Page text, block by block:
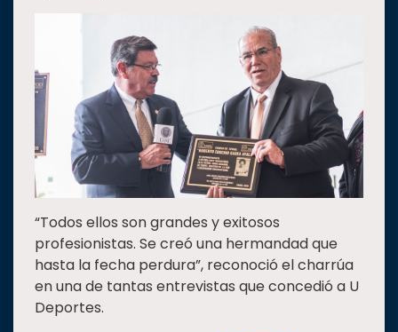
“Todos ellos son grandes y exitosos
profesionistas. Se creó una hermandad que
hasta la fecha perdura”, reconoció el charrúa
en una de tantas entrevistas que concedió a U
Deportes.